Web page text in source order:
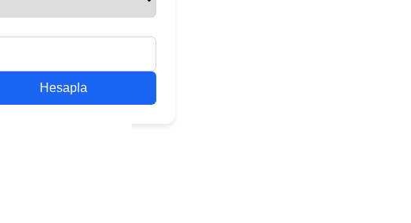
Hesapla